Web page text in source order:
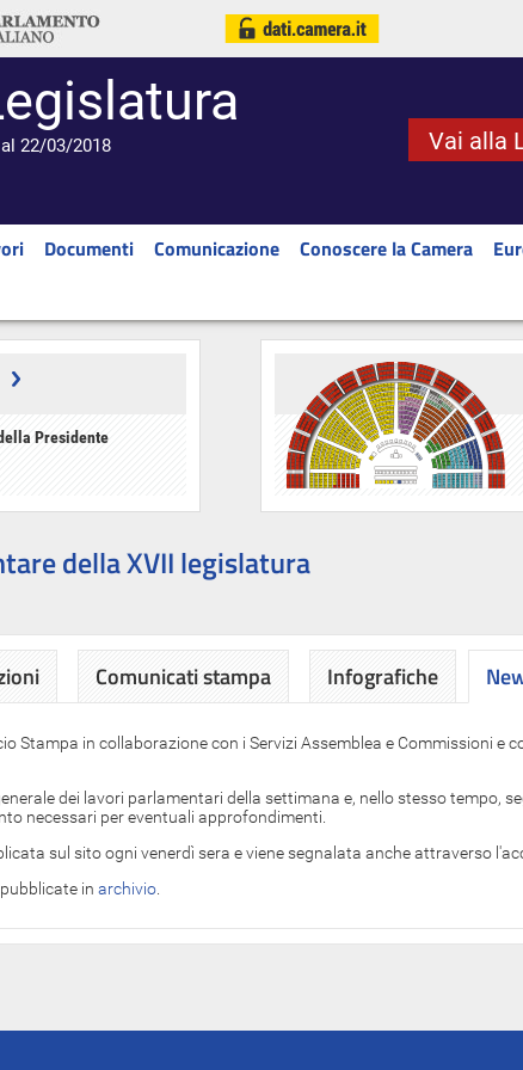
22/03/2018 Vai alla
Documenti Comunicazione Conoscere la Camera
Presidente
della XVII legislatura
Comunicati stampa Infografiche
Stampa in collaborazione con i Servizi Assemblea e Commissioni e
dei lavori parlamentari della settimana e, nello stesso tempo,
necessari per eventuali approfondimenti.
sul sito ogni venerdì sera e viene segnalata anche attraverso
in archivio